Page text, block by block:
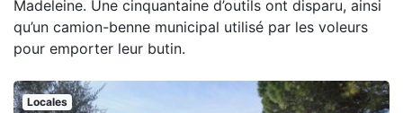
Madeleine. Une cinquantaine d’outils ont disparu, ainsi
qu’un camion-benne municipal utilisé par les voleurs
pour emporter leur butin.
Locales